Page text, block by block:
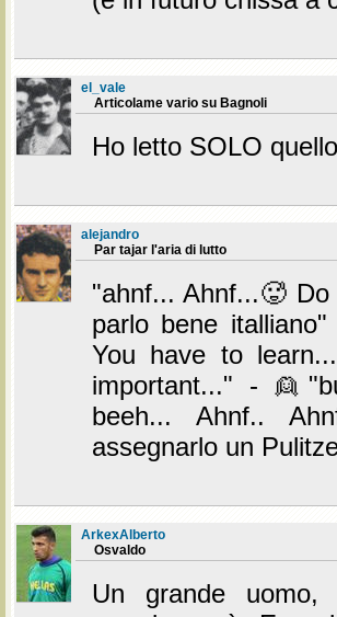
el_vale
Articolame vario su Bagnoli
Ho letto SOLO
alejandro
Par tajar l'aria di lutto
"ahnf... Ahnf...🥵
parlo bene
You have to
important..." -
beeh... Ahnf..
assegnarlo un
ArkexAlberto
Osvaldo
Un grande uomo,